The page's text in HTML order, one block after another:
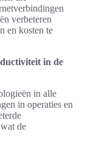
verbeteren
en kosten te
in de
in alle
in operaties en
de